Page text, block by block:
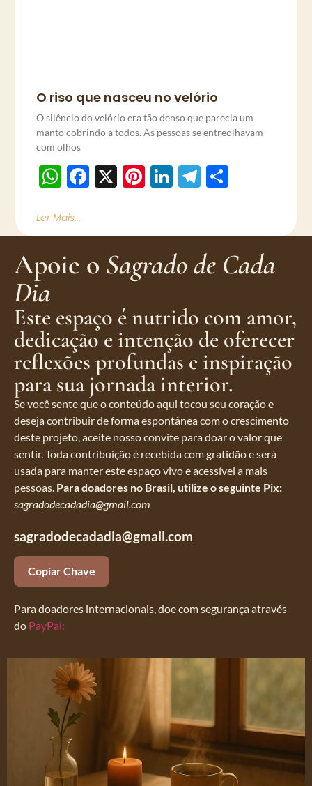
O riso que nasceu no velório
O silêncio do velório era tão denso que parecia um
manto cobrindo a todos. As pessoas se entreolhavam
com olhos
WhatsApp
Facebook
X Pinterest
LinkedIn
Telegram
Ler Mais...
Apoie o Sagrado de Cada
Dia
Este espaço é nutrido com amor,
dedicação e intenção de oferecer
reflexões profundas e inspiração
para sua jornada interior.
Se você sente que o conteúdo aqui tocou seu coração e
deseja contribuir de forma espontânea com o crescimento
deste projeto, aceite nosso convite para doar o valor que
sentir. Toda contribuição é recebida com gratidão e será
usada para manter este espaço vivo e acessível a mais
pessoas. Para doadores no Brasil, utilize o seguinte Pix:
sagradodecadadia@gmail.com
sagradodecadadia@gmail.com
Copiar Chave
Para doadores internacionais, doe com segurança através
do PayPal: